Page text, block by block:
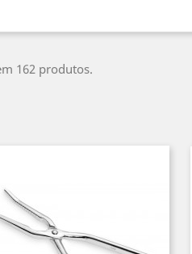
162 produtos.